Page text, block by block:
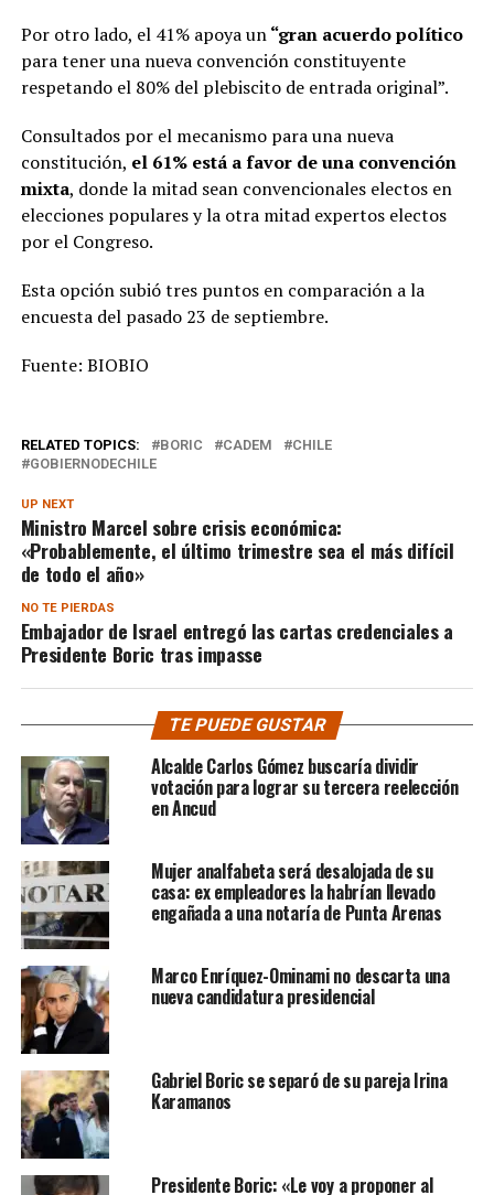
Por otro lado, el 41% apoya un“gran acuerdo político
para tener una nueva convención constituyente
respetando el 80% del plebiscito de entrada original”.
Consultados por el mecanismo para una nueva
constitución, el 61% está a favor de una convención
mixta, donde la mitad sean convencionales electos en
elecciones populares y la otra mitad expertos electos
por el Congreso.
Esta opción subió tres puntos en comparación a la
encuesta del pasado 23 de septiembre.
Fuente: BIOBIO
RELATED TOPICS: BORIC CADEM
CHILE
GOBIERNODECHILE
UP NEXT
Ministro Marcel sobre crisis económica:
«Probablemente, el último trimestre sea el más difícil
de todo el año»
NO TE PIERDAS
Embajador de Israel entregó las cartas credenciales a
Presidente Boric tras impasse
TE PUEDE GUSTAR
Alcalde Carlos Gómez buscaría dividir
votación para lograr su tercera reelección
en Ancud
Mujer analfabeta será desalojada de su
casa: ex empleadores la habrían llevado
engañada a una notaría de Punta Arenas
Marco Enríquez-Ominami no descarta una
nueva candidatura presidencial
Gabriel Boric se separó de su pareja Irina
Karamanos
Presidente Boric: «Le voy a proponer al